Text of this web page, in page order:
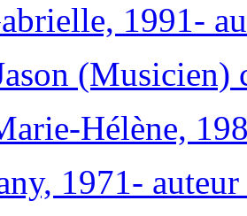
1991-
Hélène,
1971-